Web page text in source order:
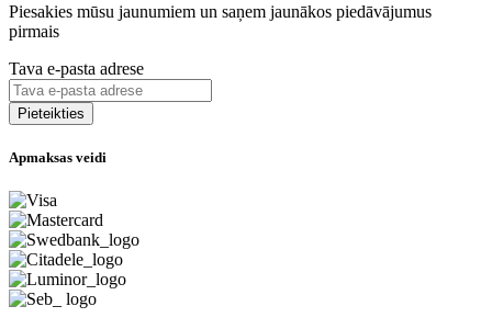
Piesakies mūsu jaunumiem un saņem jaunākos piedāvājumus
pirmais
Tava e-pasta adrese
Apmaksas veidi